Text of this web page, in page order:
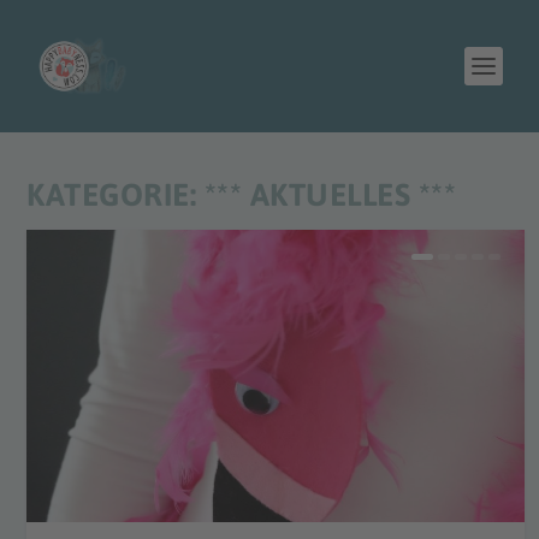
KATEGORIE: *** AKTUELLES ***